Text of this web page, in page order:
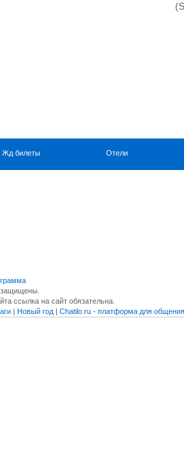
Жд билеты Отели
защищены.
ссылка на сайт обязательна.
| Новый год | Chatilo.ru - платформа для